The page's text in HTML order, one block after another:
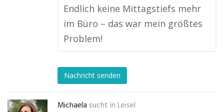
Endlich keine Mittagstiefs mehr
im Büro – das war mein größtes
Problem!
Nachricht senden
Michaela sucht in Leisel